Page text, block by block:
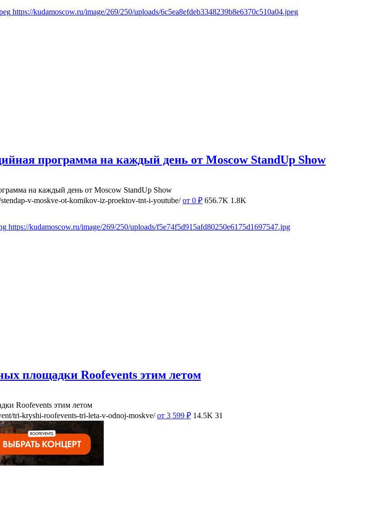
https://kudamoscow.ru/image/269/250/uploads/6c5ea8efdeb3348239b8e6370c510a04.jpeg
программа на каждый день от Moscow StandUp Show
на каждый день от Moscow StandUp Show
v-moskve-ot-komikov-iz-proektov-tnt-i-youtube/ от 0 ₽ 656.7K 1.8K
https://kudamoscow.ru/image/269/250/uploads/f5e74f5d915afd80250e6175d1697547.jpg
площадки Roofevents этим летом
Roofevents этим летом
tri-kryshi-roofevents-tri-leta-v-odnoj-moskve/ от 3 599 ₽ 14.5K 31